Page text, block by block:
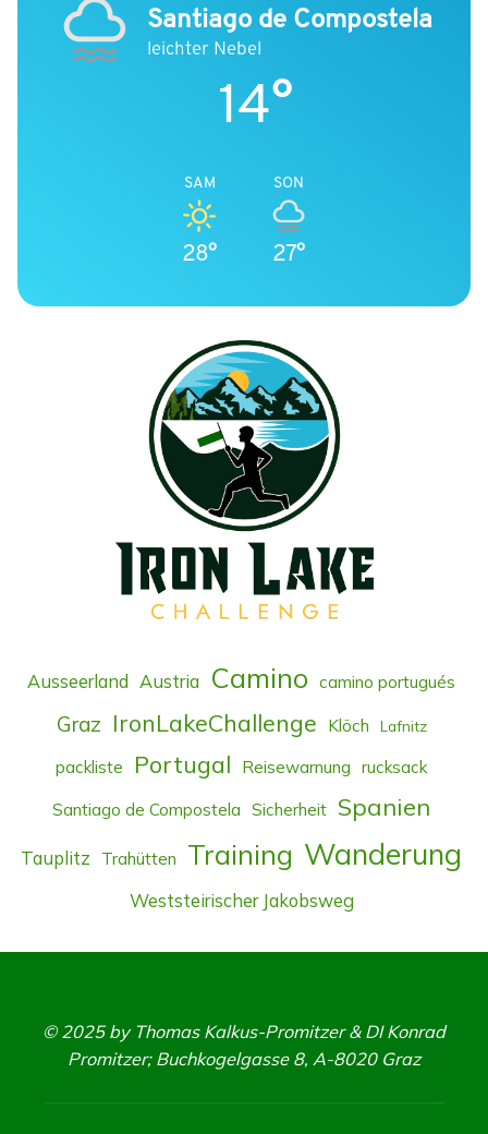
Santiago de Compostela
leichter Nebel
14°
SAM
28°
SON
27°
Ausseerland Austria Camino camino portugués
Graz IronLakeChallenge Klöch Lafnitz
packliste Portugal Reisewarnung rucksack
Santiago de Compostela Sicherheit Spanien
Tauplitz Trahütten Training Wanderung
Weststeirischer Jakobsweg
© 2025 by Thomas Kalkus-Promitzer & DI Konrad
Promitzer; Buchkogelgasse 8, A-8020 Graz